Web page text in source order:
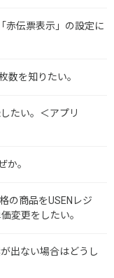
赤伝票表示」の設定に
数を知りたい。
たい。＜アプリ
か。
の商品をUSENレジ
変更をしたい。
出ない場合はどうし